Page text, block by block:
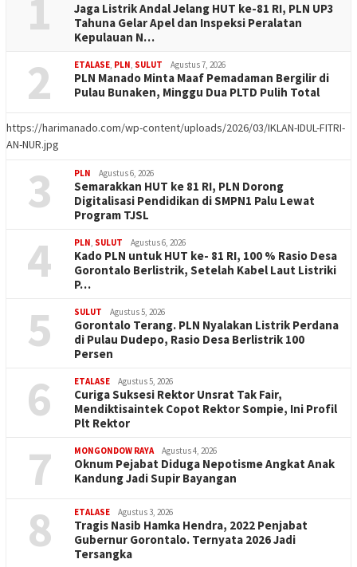
1
Jaga Listrik Andal Jelang HUT ke-81 RI, PLN UP3
Tahuna Gelar Apel dan Inspeksi Peralatan
Kepulauan N…
2 ETALASE PLN SULUT Agustus 7, 2026
PLN Manado Minta Maaf Pemadaman Bergilir di
Pulau Bunaken, Minggu Dua PLTD Pulih Total
https://harimanado.com/wp-content/uploads/2026/03/IKLAN-IDUL-FITRI-
AN-NUR.jpg
3 PLN Agustus 6, 2026
Semarakkan HUT ke 81 RI, PLN Dorong
Digitalisasi Pendidikan di SMPN1 Palu Lewat
Program TJSL
4 PLN SULUT Agustus 6, 2026
Kado PLN untuk HUT ke- 81 RI, 100 % Rasio Desa
Gorontalo Berlistrik, Setelah Kabel Laut Listriki
P…
5 SULUT Agustus 5, 2026
Gorontalo Terang. PLN Nyalakan Listrik Perdana
di Pulau Dudepo, Rasio Desa Berlistrik 100
Persen
6 ETALASE Agustus 5, 2026
Curiga Suksesi Rektor Unsrat Tak Fair,
Mendiktisaintek Copot Rektor Sompie, Ini Profil
Plt Rektor
7 MONGONDOW RAYA Agustus 4, 2026
Oknum Pejabat Diduga Nepotisme Angkat Anak
Kandung Jadi Supir Bayangan
8 ETALASE Agustus 3, 2026
Tragis Nasib Hamka Hendra, 2022 Penjabat
Gubernur Gorontalo. Ternyata 2026 Jadi
Tersangka